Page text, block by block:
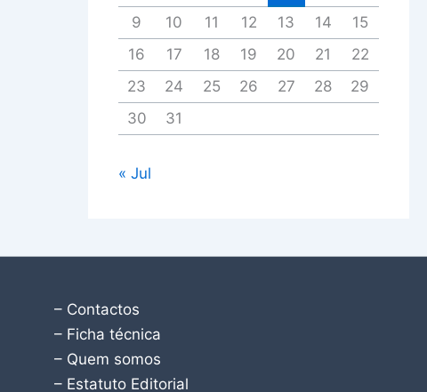
9
10 11 12 13 14
15
16
17 18 19 20 21
22
23
24 25 26 27 28
29
30
31
« Jul
– Contactos
– Ficha técnica
– Quem somos
– Estatuto Editorial